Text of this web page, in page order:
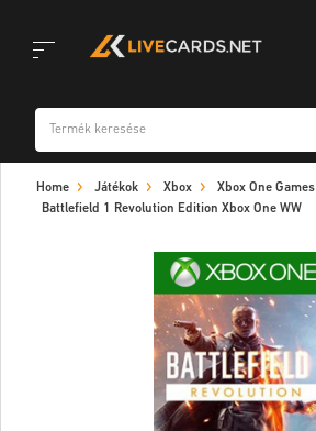
navigation
Home Játékok Xbox
Xbox One Games
Battlefield 1 Revolution Edition Xbox One WW